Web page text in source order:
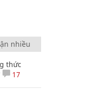
nhiều
thức
17